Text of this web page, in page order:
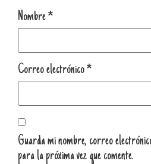
Nombre*
Correo electrónico*
Guarda mi nombre, correo
para la próxima vez que comente.